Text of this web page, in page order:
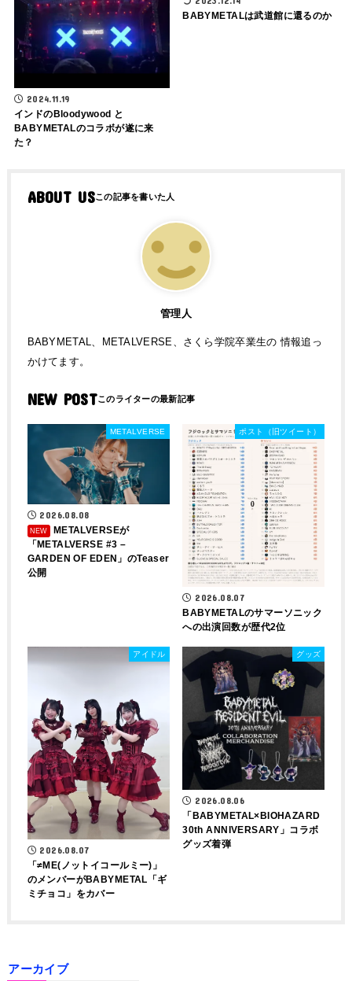
2024.11.19
インドのBloodywood と
BABYMETALのコラボが遂に来
た？
BABYMETALは武道館に還るのか
ABOUT US
管理人
BABYMETAL、METALVERSE、さくら学院卒業生の 情報追っ
かけてます。
NEW POST
METALVERSE
2026.08.08
METALVERSEが
「METALVERSE #3 –
GARDEN OF EDEN」のTeaser
公開
ポスト（旧ツイート）
2026.08.07
BABYMETALのサマーソニック
への出演回数が歴代2位
アイドル
2026.08.07
「≠ME(ノットイコールミー)」
のメンバーがBABYMETAL「ギ
ミチョコ」をカバー
グッズ
2026.08.06
「BABYMETAL×BIOHAZARD
30th ANNIVERSARY」コラボ
グッズ着弾
アーカイブ